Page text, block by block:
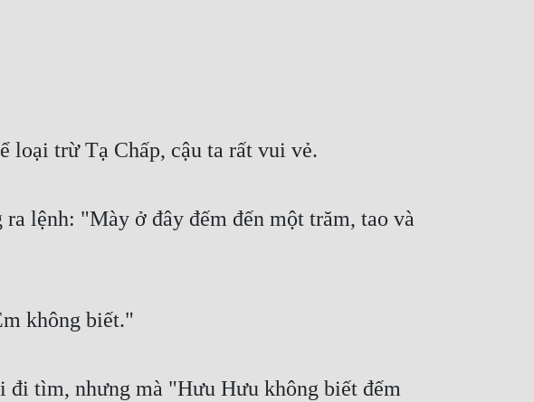
loại trừ Tạ Chấp, cậu ta rất vui vẻ.
lệnh: "Mày ở đây đếm đến một trăm, tao và
không biết."
tìm, nhưng mà "Hưu Hưu không biết đếm